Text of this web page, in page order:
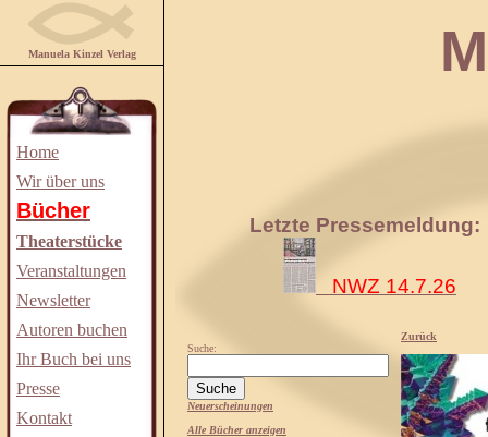
Manuela Kinzel Verlag
Home
Wir über uns
Bücher
Theaterstücke
Veranstaltungen
Newsletter
Autoren buchen
Ihr Buch bei uns
Presse
Kontakt
Letzte Pressemeldung:
NWZ 14.7.26
Suche:
Neuerscheinungen
Alle Bücher anzeigen
Zurück